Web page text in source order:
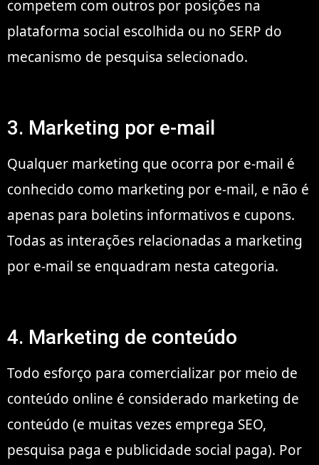
competem com outros por posições na
plataforma social escolhida ou no SERP do
mecanismo de pesquisa selecionado.
3. Marketing por e-mail
Qualquer marketing que ocorra por e-mail é
conhecido como marketing por e-mail, e não é
apenas para boletins informativos e cupons.
Todas as interações relacionadas a marketing
por e-mail se enquadram nesta categoria.
4. Marketing de conteúdo
Todo esforço para comercializar por meio de
conteúdo online é considerado marketing de
conteúdo (e muitas vezes emprega SEO,
pesquisa paga e publicidade social paga). Por